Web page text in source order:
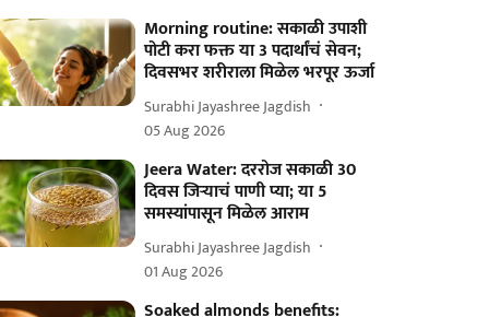
Morning routine: सकाळी उपाशी
पोटी करा फक्त या 3 पदार्थांचं सेवन;
दिवसभर शरीराला मिळेल भरपूर ऊर्जा
Surabhi Jayashree Jagdish
05 Aug 2026
Jeera Water: दररोज सकाळी 30
दिवस जिऱ्याचं पाणी प्या; या 5
समस्यांपासून मिळेल आराम
Surabhi Jayashree Jagdish
01 Aug 2026
Soaked almonds benefits: